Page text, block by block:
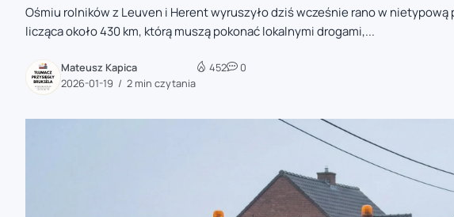
zaobserwuj nas
zaobserwuj nas
Ośmiu rolników z Leuven i Herent wyruszyło dziś wcześnie rano w
licząca około 430 km, którą muszą pokonać lokalnymi drogami,...
Mateusz Kapica
2026-01-19
2 min czytania
452 0